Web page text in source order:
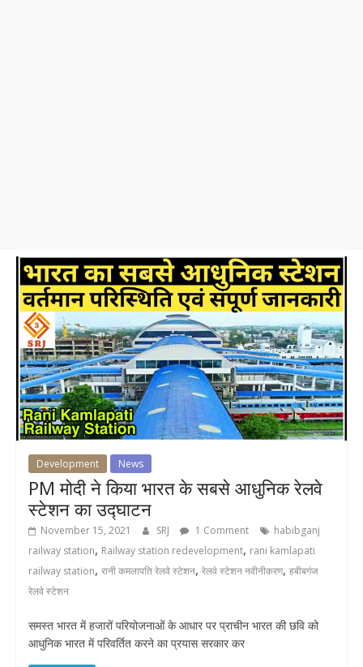
Development News
PM मोदी ने किया भारत के सबसे आधुनिक रेलवे
स्टेशन का उद्घाटन
November 15, 2021 SRJ 1 Comment
habibganj
railway station, Railway station redevelopment, rani kamlapati
railway station, रानी कमलापति रेलवे स्टेशन, रेलवे स्टेशन नवीनीकरण, हबीबगंज
रेलवे स्टेशन
समस्त भारत में हजारों परियोजनाओं के आधार पर प्राचीन भारत की छवि को
आधुनिक भारत में परिवर्तित करने का प्रयास सरकार कर